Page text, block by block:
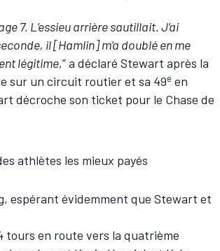
7. L’essieu arrière sautillait. J’ai
il [Hamlin] m’a doublé en me
légitime,” a déclaré Stewart après la
sur un circuit routier et sa 49e en
décroche son ticket pour le Chase de
athlètes les mieux payés
espérant évidemment que Stewart et
tours en route vers la quatrième